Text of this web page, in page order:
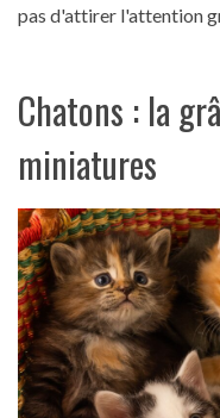
pas d'attirer l'attention
Chatons : la
miniatures